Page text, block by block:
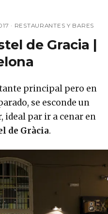
· RESTAURANTES Y BARES
de Gracia |
principal pero en
se esconde un
ideal par ir a cenar en
de Gràcia.